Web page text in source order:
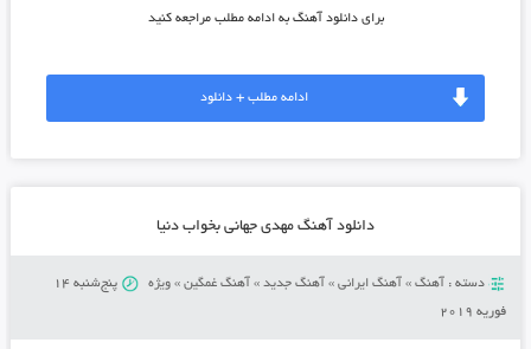
برای دانلود آهنگ به ادامه مطلب مراجعه کنید
ادامه مطلب + دانلود
دانلود آهنگ مهدی جهانی بخواب دنیا
دسته : آهنگ» آهنگ ایرانی» آهنگ جدید» آهنگ غمگین» ویژه
پنج‌شنبه 14
فوریه 2019